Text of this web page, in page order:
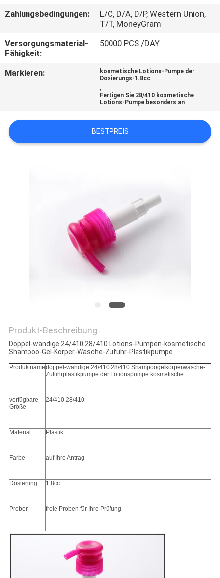
UNS
NEUIGKEITEN
ANGEBOT
SITEMAP
Zahlungsbedingungen:
L/C, D/A, D/P, Western Union,
T/T, MoneyGram
Versorgungsmaterial-
Fähigkeit:
50000 PCS /DAY
Markieren:
kosmetische Lotions-Pumpe der
Dosierungs-1.8cc
,
Fertigen Sie 28/410 kosmetische
Lotions-Pumpe besonders an
BESTPREIS
Produkt-Beschreibung
Doppel-wandige 24/410 28/410 Lotions-Pumpen-kosmetische
Shampoo-Gel-Körper-Wäsche-Zufuhr-Plastikpumpe
Produktnamedoppel-wandige 24/410 28/410 Shampoogelkörperwäsche-
Zufuhrplastikpumpe der Lotionspumpe kosmetische
verfügbare
Größe
24/410 28/410
Material Plastik
Farbe auf Ihre Antrag
Dosierung 1.8cc
Proben freie Proben für Ihre Prüfung